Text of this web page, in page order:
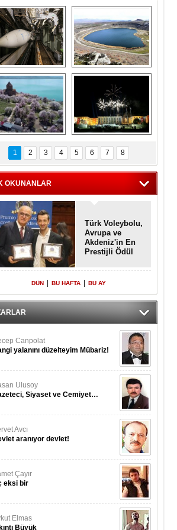
Askeri gemi
terk
gemilerin
etkileyici
görüntüleri
Kapadokya'nın
ilkbaharda bir başka
güzel
kalan
Akdamar Adası
çiçekleri ile
bir güzellik
Haftanın
fotoğrafları
1 2 3 4 5 6 7 8
OKUNANLAR
Türk Voleybolu,
Avrupa ve
Akdeniz'in En
Prestijli Ödül
Yeniden Onur
Konuğu
DÜN BU HAFTA BU AY
Canpolat
yalanını düzelteyim Mübariz!
Ulusoy
Siyaset ve Cemiyet…
Avcı
aranıyor devlet!
Çayır
eksi bir
Elmas
Büyük